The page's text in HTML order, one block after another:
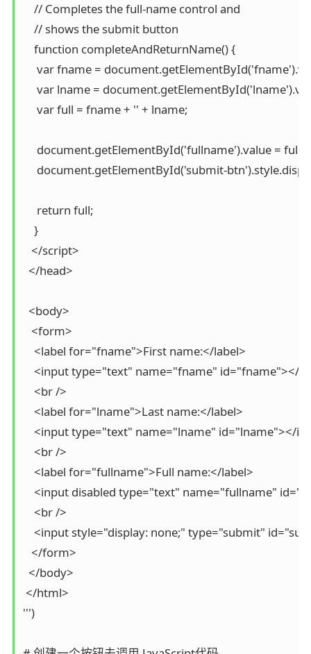
    // Completes the full-name control and
    // shows the submit button
    function completeAndReturnName() {
var fname =
var lname =
     var full = fname + '' + lname;
     document.getElementById('fullname').value = full;
document.getElementById('submit-
     return full;
    }
   </script>
  </head>
  <body>
   <form>
    <label for="fname">First name:</label>
<input type="text" name="fname" id="fname"></
    <br />
    <label for="lname">Last name:</label>
<input type="text" name="lname" id="lname"></
    <br />
    <label for="fullname">Full name:</label>
<input disabled type="text" name="fullname"
    <br />
<input style="display: none;" type="submit"
   </form>
  </body>
</html>
''')